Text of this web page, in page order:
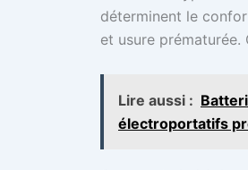
déterminent le
et usure
Lire aussi :
électroportatifs